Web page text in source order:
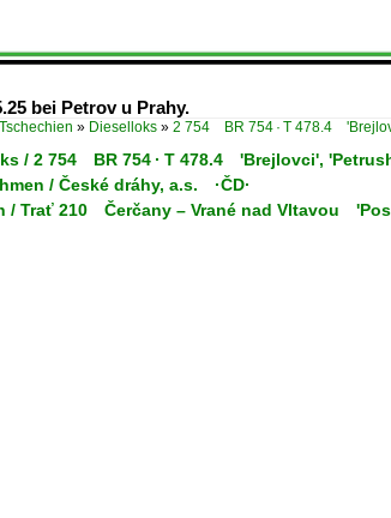
bei Petrov u Prahy.
Tschechien » Dieselloks » 2 754 BR 754 · T 478.4
/ 2 754 BR 754 · T 478.4 'Brejlovci',
/ České dráhy, a.s. ·ČD·
/ Trať 210 Čerčany – Vrané nad Vltavou